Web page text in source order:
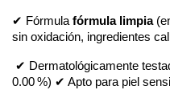
✔ Fórmula fórmula limpia
sin oxidación, ingredientes
✔ Dermatológicamente
0.00 %) ✔ Apto para piel